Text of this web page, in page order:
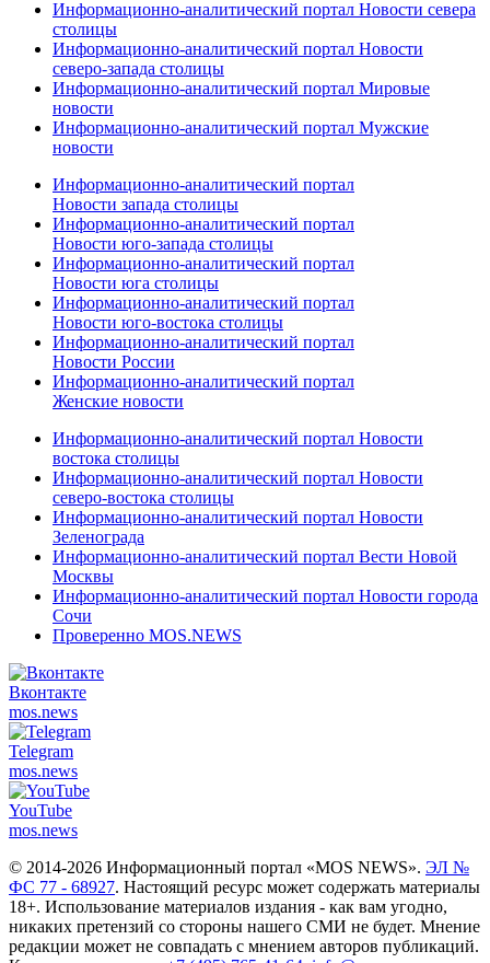
Информационно-аналитический портал Новости севера
столицы
Информационно-аналитический портал Новости
северо-запада столицы
Информационно-аналитический портал Мировые
новости
Информационно-аналитический портал Мужские
новости
Информационно-аналитический портал
Новости запада столицы
Информационно-аналитический портал
Новости юго-запада столицы
Информационно-аналитический портал
Новости юга столицы
Информационно-аналитический портал
Новости юго-востока столицы
Информационно-аналитический портал
Новости России
Информационно-аналитический портал
Женские новости
Информационно-аналитический портал Новости
востока столицы
Информационно-аналитический портал Новости
северо-востока столицы
Информационно-аналитический портал Новости
Зеленограда
Информационно-аналитический портал Вести Новой
Москвы
Информационно-аналитический портал Новости города
Сочи
Проверенно MOS.NEWS
Вконтакте
mos.news
Telegram
mos.news
YouTube
mos.news
© 2014-2026 Информационный портал «MOS NEWS». ЭЛ №
ФС 77 - 68927. Настоящий ресурс может содержать материалы
18+. Использование материалов издания - как вам угодно,
никаких претензий со стороны нашего СМИ не будет. Мнение
редакции может не совпадать с мнением авторов публикаций.